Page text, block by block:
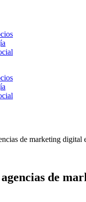
de marketing digital
de